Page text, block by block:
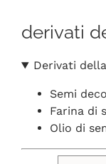
SHOP ONLINE
DELIVERY
derivati
Derivati
Semi
Farina di
Olio di